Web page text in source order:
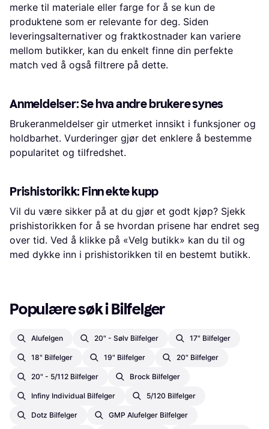
merke til materiale eller farge for å se kun de
produktene som er relevante for deg. Siden
leveringsalternativer og fraktkostnader kan variere
mellom butikker, kan du enkelt finne din perfekte
match ved å også filtrere på dette.
Anmeldelser: Se hva andre brukere synes
Brukeranmeldelser gir utmerket innsikt i funksjoner og
holdbarhet. Vurderinger gjør det enklere å bestemme
popularitet og tilfredshet.
Prishistorikk: Finn ekte kupp
Vil du være sikker på at du gjør et godt kjøp? Sjekk
prishistorikken for å se hvordan prisene har endret seg
over tid. Ved å klikke på «Velg butikk» kan du til og
med dykke inn i prishistorikken til en bestemt butikk.
Populære søk i Bilfelger
Alufelgen 20" - Sølv Bilfelger 17" Bilfelger
18" Bilfelger 19" Bilfelger 20" Bilfelger
20" - 5/112 Bilfelger Brock Bilfelger
Infiny Individual Bilfelger 5/120 Bilfelger
Dotz Bilfelger GMP Alufelger Bilfelger